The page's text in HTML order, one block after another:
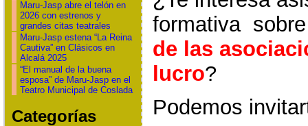
Maru-Jasp abre el telón en
2026 con estrenos y
grandes citas teatrales
Maru-Jasp estena “La Reina
Cautiva” en Clásicos en
Alcalá 2025
“El manual de la buena
esposa” de Maru-Jasp en el
Teatro Municipal de Coslada
Categorías
formativa
de las
lucro?
Podemos